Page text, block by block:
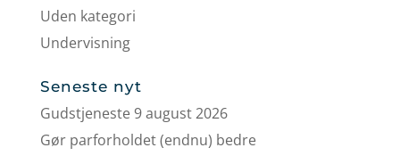
Uden kategori
Undervisning
Seneste nyt
Gudstjeneste 9 august 2026
Gør parforholdet (endnu) bedre